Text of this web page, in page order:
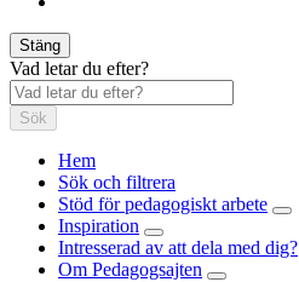
Stäng
Vad letar du efter?
Sök
Hem
Sök och filtrera
Stöd för pedagogiskt arbete
Inspiration
Intresserad av att dela med dig?
Om Pedagogsajten